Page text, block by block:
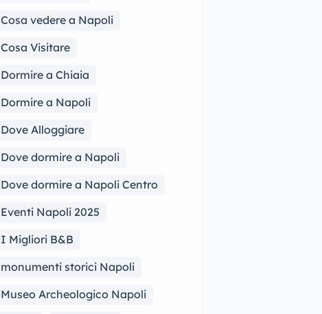
Cosa vedere a Napoli
Cosa Visitare
Dormire a Chiaia
Dormire a Napoli
Dove Alloggiare
Dove dormire a Napoli
Dove dormire a Napoli Centro
Eventi Napoli 2025
I Migliori B&B
monumenti storici Napoli
Museo Archeologico Napoli